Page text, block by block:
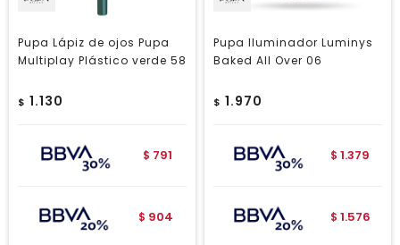
Pupa Lápiz de ojos Pupa
Multiplay Plástico verde 58
$ 1.130
$ 791
$ 904
Pupa Iluminador Luminys
Baked All Over 06
$ 1.970
$ 1.379
$ 1.576